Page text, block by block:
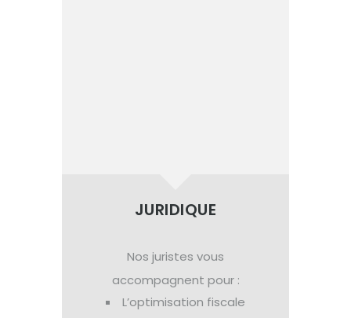
JURIDIQUE
Nos juristes vous
accompagnent pour :
L’optimisation fiscale